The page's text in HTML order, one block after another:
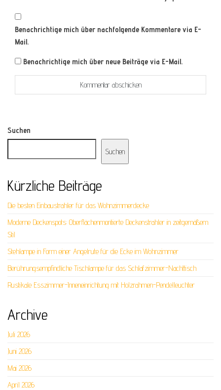
Benachrichtige mich über nachfolgende Kommentare via E-
Mail.
Benachrichtige mich über neue Beiträge via E-Mail.
Suchen
Suchen
Kürzliche Beiträge
Die besten Einbaustrahler für das Wohnzimmerdecke
Moderne Deckenspots: Oberflächenmontierte Deckenstrahler in zeitgemäßem
Stil
Stehlampe in Form einer Angelrute für die Ecke im Wohnzimmer
Berührungsempfindliche Tischlampe für das Schlafzimmer-Nachttisch
Rustikale Esszimmer-Inneneinrichtung mit Holzrahmen-Pendelleuchter
Archive
Juli 2026
Juni 2026
Mai 2026
April 2026